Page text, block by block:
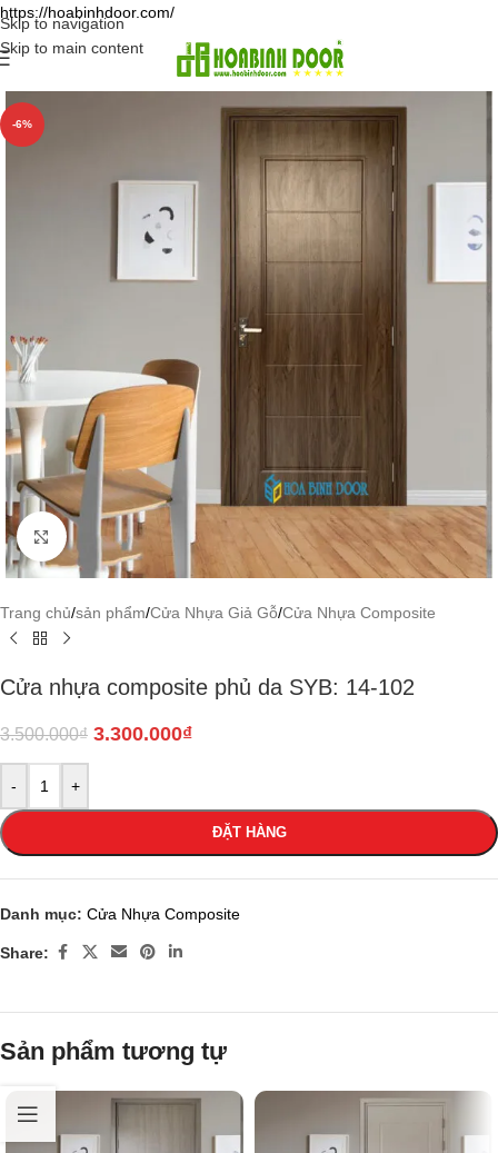
https://hoabinhdoor.com/
Skip to navigation
Skip to main content
-6%
Click to enlarge
Trang chủ/sản phẩm/Cửa Nhựa Giả Gỗ/Cửa Nhựa Composite
Cửa nhựa composite phủ da SYB: 14-102
3.500.000₫ 3.300.000₫
- +
ĐẶT HÀNG
Danh mục: Cửa Nhựa Composite
Share:
Sản phẩm tương tự